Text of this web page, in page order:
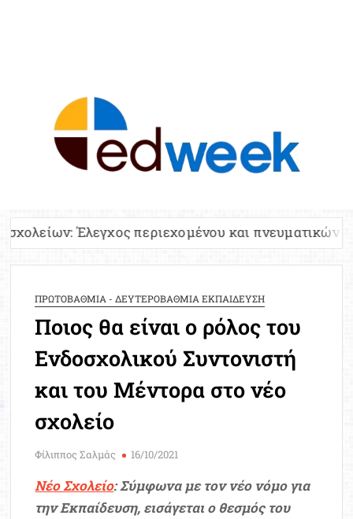
περιεχομένου και πνευματικών δικαιωμάτων
ΠΡΩΤΟΒΑΘΜΙΑ - ΔΕΥΤΕΡΟΒΑΘΜΙΑ ΕΚΠΑΙΔΕΥΣΗ
Ποιος θα είναι ο ρόλος του
Ενδοσχολικού Συντονιστή
και του Mέντορα στο νέο
σχολείο
Φίλιππος Σαλμάς 16/10/2021
Νέο Σχολείο: Σύμφωνα με τον νέο νόμο για
την Εκπαίδευση, εισάγεται ο θεσμός του